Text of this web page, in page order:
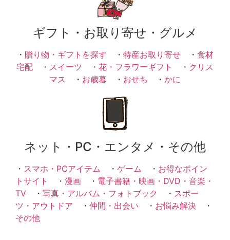
ギフト・お取り寄せ・グルメ
・ 贈り物・ギフトを探す ・ 特産お取り寄せ ・ 食材
宅配 ・ スイーツ ・ 花・フラワーギフト ・ クリス
マス ・ お歳暮 ・ おせち ・ かに
ネット・PC・エンタメ・その他
・ スマホ・PCアイテム ・ ゲーム ・ お得なポイン
トサイト
・ 漫画 ・ 電子書籍・映画・DVD・音楽・
TV ・ 写真・アルバム・フォトブック ・ スポー
ツ・アウトドア ・ 仲間・出会い ・ お悩み解決 ・
その他